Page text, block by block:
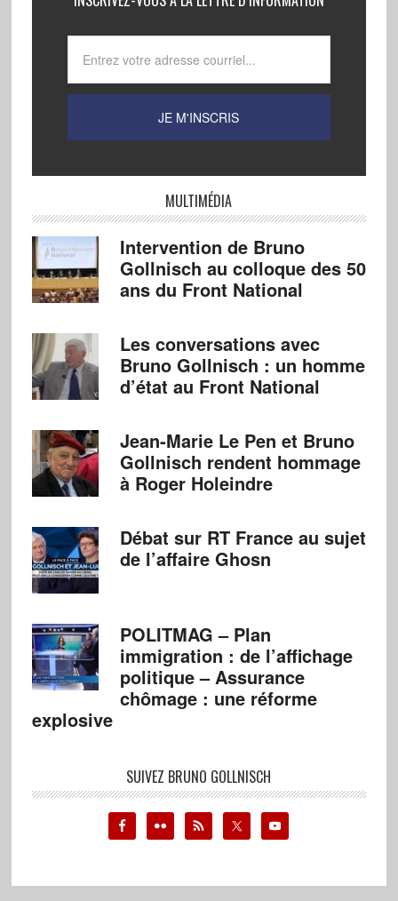
MULTIMÉDIA
Intervention de Bruno
Gollnisch au colloque des 50
ans du Front National
Les conversations avec
Bruno Gollnisch : un homme
d’état au Front National
Jean-Marie Le Pen et Bruno
Gollnisch rendent hommage
à Roger Holeindre
Débat sur RT France au sujet
de l’affaire Ghosn
POLITMAG – Plan
immigration : de l’affichage
politique – Assurance
chômage : une réforme
explosive
SUIVEZ BRUNO GOLLNISCH